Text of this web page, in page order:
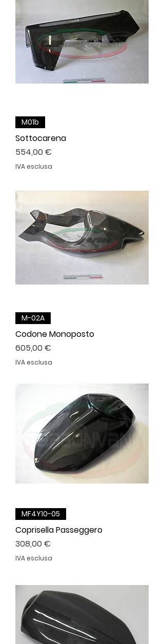
M01b
Sottocarena
Prezzo
554,00 €
IVA esclusa
M-02A
Codone Monoposto
Prezzo
605,00 €
IVA esclusa
MF4Y10-05
Coprisella Passeggero
Prezzo
308,00 €
IVA esclusa